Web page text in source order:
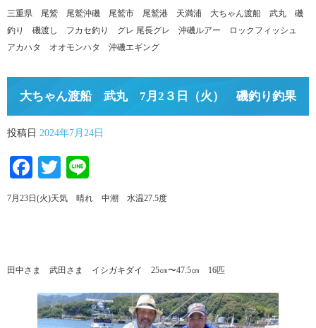
三重県 尾鷲 尾鷲沖磯 尾鷲市 尾鷲港 天満浦 大ちゃん渡船 武丸 磯
釣り 磯渡し フカセ釣り グレ 尾長グレ 沖磯ルアー ロックフィッシュ
アカハタ オオモンハタ 沖磯エギング
大ちゃん渡船 武丸 7月2３日（火） 磯釣り釣果
投稿日 2024年7月24日
Facebook
Twitter
7月23日(火)天気 晴れ 中潮 水温27.5度
田中さま 武田さま イシガキダイ 25㎝〜47.5㎝ 16匹